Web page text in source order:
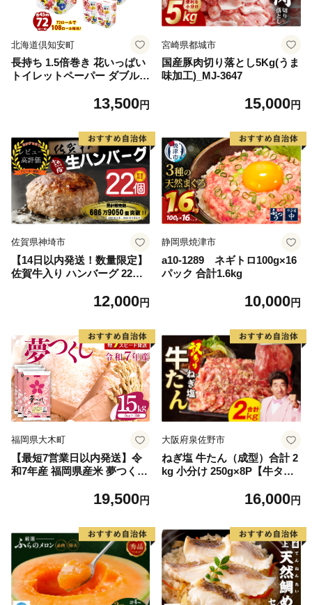
北海道倶知安町
長持ち 1.5倍巻き 花いっぱい
トイレットペーパー ダブル 4
プリント ハーブ 香り付き 日
品 備蓄 送料無料 北海道 倶知
安町 日用品
13,500円
宮崎県都城市
国産豚肉切り落とし5Kg(うま
味加工)_MJ-3647
15,000円
佐賀県神埼市
【14日以内発送！数量限定】
佐賀牛入り ハンバーグ 22個
毛和牛 ブランド牛 九州 ハン
(H083106)
12,000円
静岡県焼津市
a10-1289 ネギトロ100g×16
パック 合計1.6kg
10,000円
福岡県大木町
【最短7営業日以内発送】令
和7年産 福岡県産米 夢つくし
19,500円
大阪府泉佐野市
ねぎ塩 牛たん（成型）合計 2
kg 小分け 250g×8P【牛タン
16,000円